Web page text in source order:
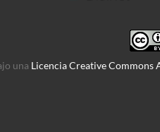
una Licencia Creative